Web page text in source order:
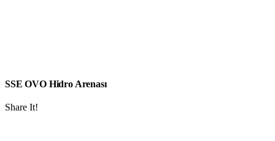
SSE OVO Hidro Arenası
Share It!